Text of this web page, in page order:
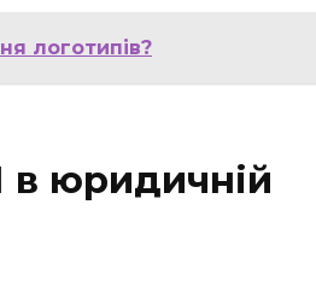
логотипів?
в юридичній